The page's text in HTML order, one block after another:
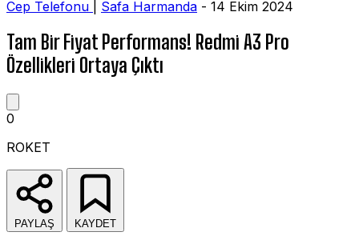
Cep Telefonu
Safa Harmanda - 14 Ekim 2024
Tam Bir Fiyat Performans! Redmi A3 Pro
Özellikleri Ortaya Çıktı
0
ROKET
PAYLAŞ KAYDET